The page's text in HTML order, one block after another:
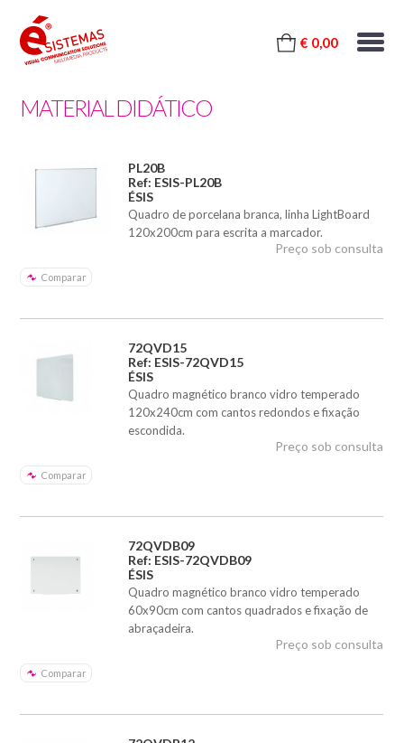
€ 0,00
MATERIAL DIDÁTICO
PL20B
Ref: ESIS-PL20B
ÉSIS
Quadro de porcelana branca, linha LightBoard
120x200cm para escrita a marcador.
Comparar
Preço sob consulta
72QVD15
Ref: ESIS-72QVD15
ÉSIS
Quadro magnético branco vidro temperado
120x240cm com cantos redondos e fixação
escondida.
Comparar
Preço sob consulta
72QVDB09
Ref: ESIS-72QVDB09
ÉSIS
Quadro magnético branco vidro temperado
60x90cm com cantos quadrados e fixação de
abraçadeira.
Comparar
Preço sob consulta